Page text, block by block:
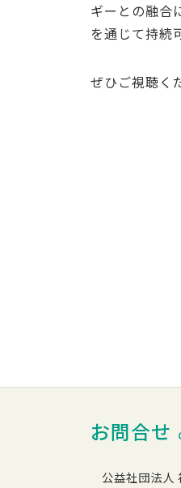
ギーとの融合
を通じて持続
ぜひご視聴く
お問合せ
公益社団法人